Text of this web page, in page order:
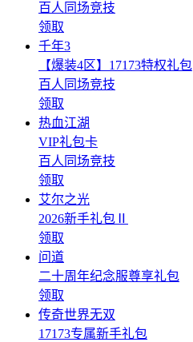
百人同场竞技
领取
千年3
【爆装4区】17173特权礼包
百人同场竞技
领取
热血江湖
VIP礼包卡
百人同场竞技
领取
艾尔之光
2026新手礼包Ⅱ
领取
问道
二十周年纪念服尊享礼包
领取
传奇世界无双
17173专属新手礼包